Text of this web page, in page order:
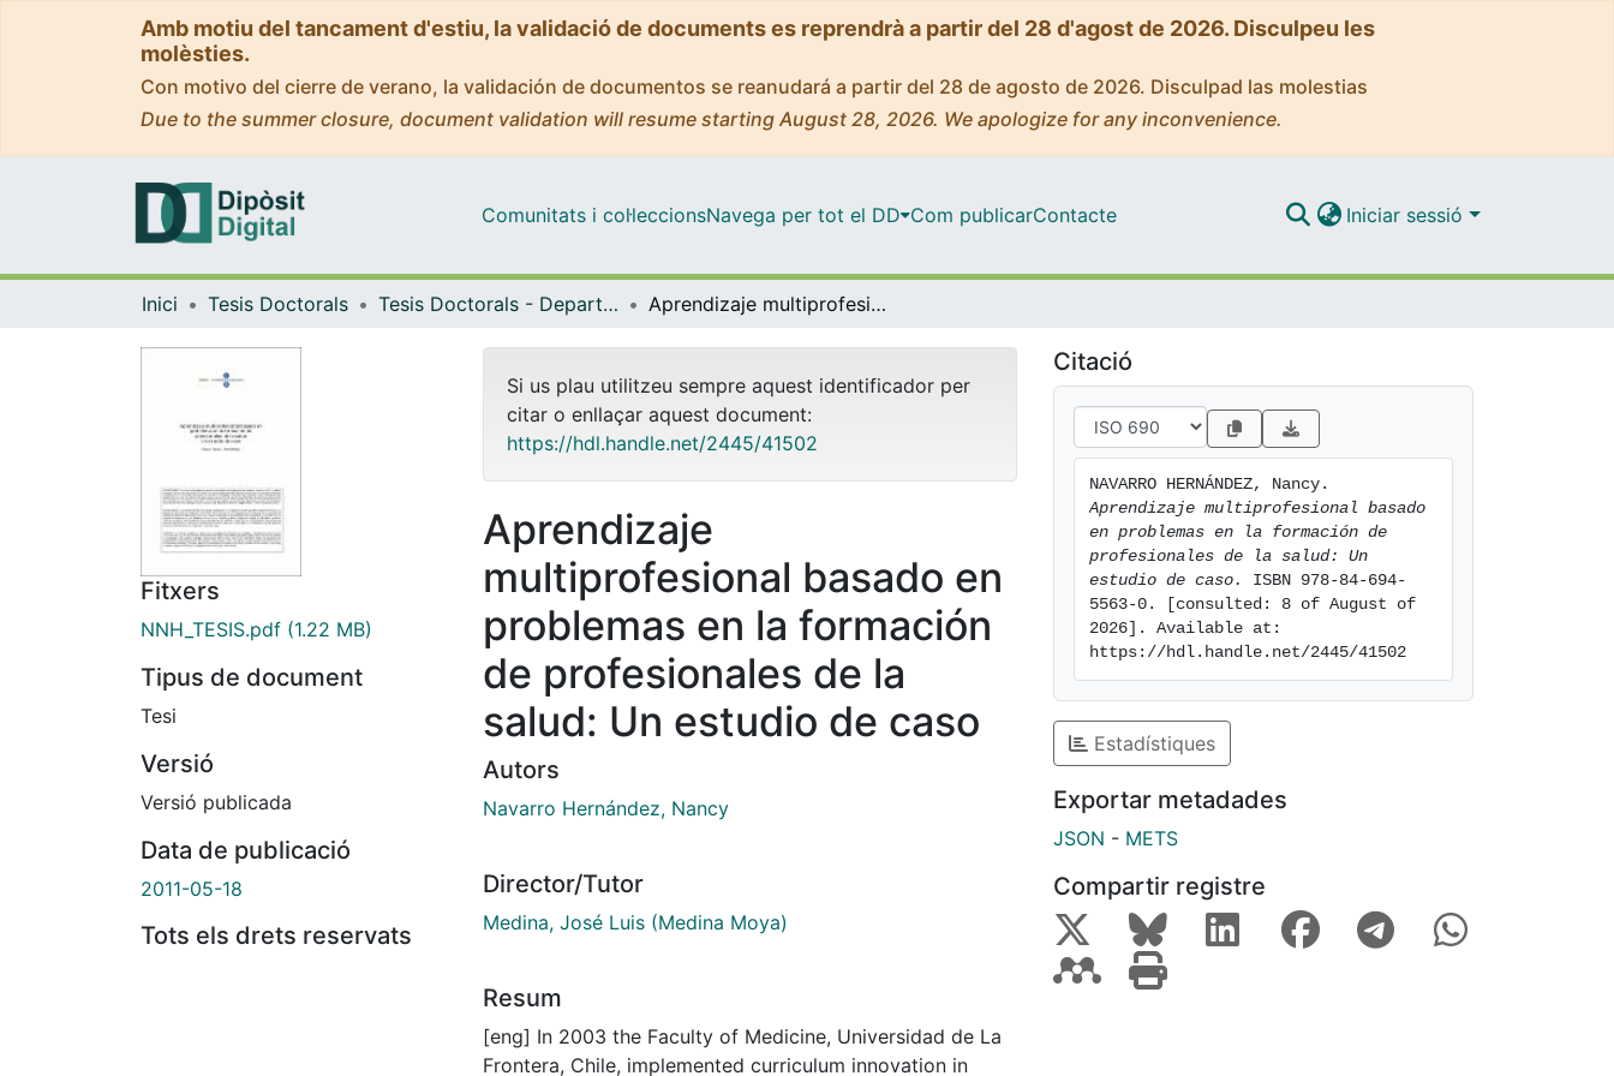
Amb motiu del tancament d'estiu, la validació de documents es reprendrà a partir del 28 d'agost de 2026. Disculpeu les
molèsties.
Con motivo del cierre de verano, la validación de documentos se reanudará a partir del 28 de agosto de 2026. Disculpad las molestias
Due to the summer closure, document validation will resume starting August 28, 2026. We apologize for any inconvenience.
Comunitats i col·leccionsNavega per tot el DD Com publicarContacte Iniciar sessió
Inici Tesis Doctorals Tesis Doctorals - Departament - Didàctica i Organització Educativa Aprendizaje multiprofesional basado en problemas en la formación de profesionales de la salud: Un estudio de caso
Fitxers
NNH_TESIS.pdf (1.22 MB)
Tipus de document
Tesi
Versió
Versió publicada
Data de publicació
2011-05-18
Tots els drets reservats
Si us plau utilitzeu sempre aquest identificador per
citar o enllaçar aquest document:
https://hdl.handle.net/2445/41502
Aprendizaje
multiprofesional basado en
problemas en la formación
de profesionales de la
salud: Un estudio de caso
Autors
Navarro Hernández, Nancy
Director/Tutor
Medina, José Luis (Medina Moya)
Resum
[eng] In 2003 the Faculty of Medicine, Universidad de La
Frontera, Chile, implemented curriculum innovation in
Citació
Aprendizaje multiprofesional basado
en problemas en la formación de
profesionales de la salud: Un
estudio de caso.
ISBN 978-84-694-
5563-0. [consulted: 8 of August of
2026]. Available at:
https://hdl.handle.net/2445/41502
Estadístiques
Exportar metadades
JSON - METS
Compartir registre